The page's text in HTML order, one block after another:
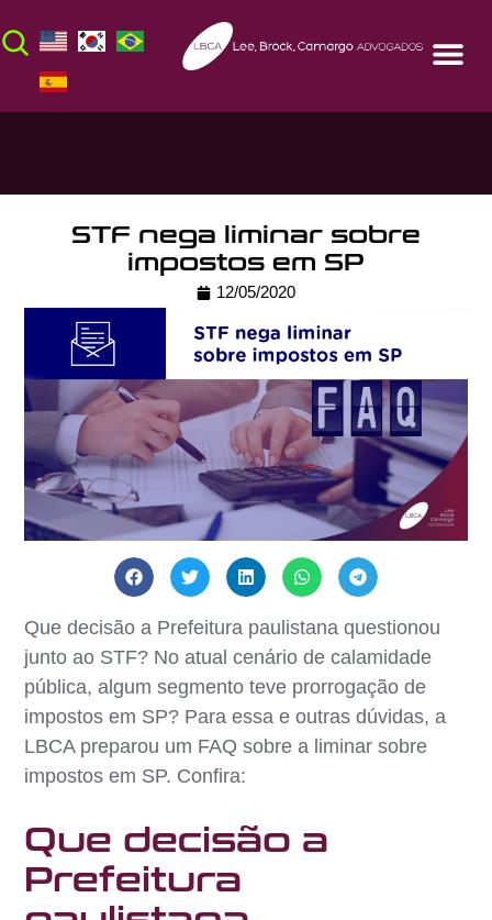
STF nega liminar sobre
impostos em SP
12/05/2020
Que decisão a Prefeitura paulistana questionou
junto ao STF? No atual cenário de calamidade
pública, algum segmento teve prorrogação de
impostos em SP? Para essa e outras dúvidas, a
LBCA preparou um FAQ sobre a liminar sobre
impostos em SP. Confira:
Que decisão a
Prefeitura